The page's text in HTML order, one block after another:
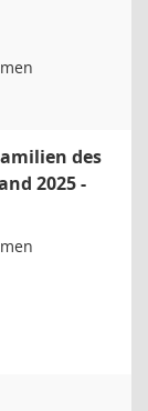
des
2025 -